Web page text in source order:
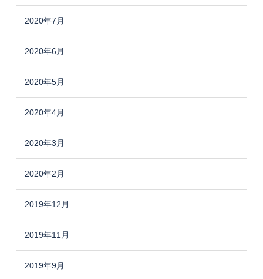
2020年7月
2020年6月
2020年5月
2020年4月
2020年3月
2020年2月
2019年12月
2019年11月
2019年9月